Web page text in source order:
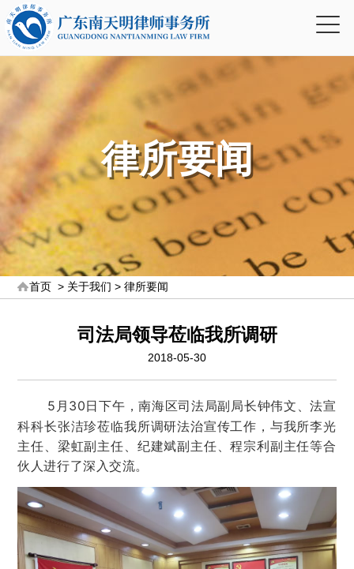
律所要闻
首页 > 关于我们 >律所要闻
司法局领导莅临我所调研
2018-05-30
5月30日下午，南海区司法局副局长钟伟文、法宣
科科长张洁珍莅临我所调研法治宣传工作，与我所李光
主任、梁虹副主任、纪建斌副主任、程宗利副主任等合
伙人进行了深入交流。